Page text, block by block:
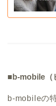
■b-mobile（
b-mobileの